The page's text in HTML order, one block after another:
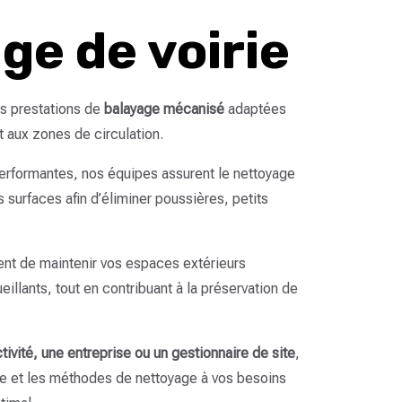
de voirie
prestations de balayage mécanisé adaptées
aux zones de circulation.
nos équipes assurent le nettoyage
surfaces afin d’éliminer poussières, petits
de maintenir vos espaces extérieurs
tout en contribuant à la préservation de
une entreprise ou un gestionnaire de site,
et les méthodes de nettoyage à vos besoins